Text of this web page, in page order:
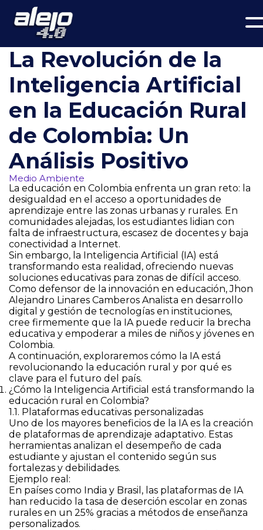
La Revolución de la
Inteligencia Artificial
en la Educación Rural
de Colombia: Un
Análisis Positivo
Medio Ambiente
La educación en Colombia enfrenta un gran reto: la
desigualdad en el acceso a oportunidades de
aprendizaje entre las zonas urbanas y rurales. En
comunidades alejadas, los estudiantes lidian con
falta de infraestructura, escasez de docentes y baja
conectividad a Internet.
Sin embargo, la Inteligencia Artificial (IA) está
transformando esta realidad, ofreciendo nuevas
soluciones educativas para zonas de difícil acceso.
Como defensor de la innovación en educación, Jhon
Alejandro Linares Camberos Analista en desarrollo
digital y gestión de tecnologías en instituciones,
cree firmemente que la IA puede reducir la brecha
educativa y empoderar a miles de niños y jóvenes en
Colombia.
A continuación, exploraremos cómo la IA está
revolucionando la educación rural y por qué es
clave para el futuro del país.
¿Cómo la Inteligencia Artificial está transformando la
educación rural en Colombia?
1.1. Plataformas educativas personalizadas
Uno de los mayores beneficios de la IA es la creación
de plataformas de aprendizaje adaptativo. Estas
herramientas analizan el desempeño de cada
estudiante y ajustan el contenido según sus
fortalezas y debilidades.
Ejemplo real:
En países como India y Brasil, las plataformas de IA
han reducido la tasa de deserción escolar en zonas
rurales en un 25% gracias a métodos de enseñanza
personalizados.